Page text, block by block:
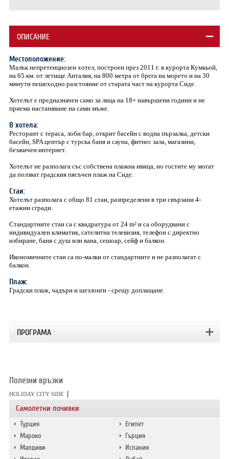
Самолетни почивки
Турция
Египет
Мароко
Гърция
Малдиви
Испания
ОПИСАНИЕ
Местоположение:
Малък непретенциозен хотел, построен през 2011 г. в курорта Кумкьой,
на 65 км. от летище Анталия, на 800 метра от брега на морето и на 30
минути пешеходно разстояние от старата част на курорта Сиде.
Хотелът е предназначен само за лица на 18+ навършени години и не
приема настаняване на сами мъже.
В хотела:
Ресторант с тераса, лоби бар, открит басейн с водна пързалка, детски
басейн, SPA център с турска баня и сауна, фитнес зала, магазини,
безжичен интернет.
Хотелът не разполага със собствена плажна ивица, но гостите му могат
да ползват градския пясъчен плаж на Сиде.
Стаи:
Хотелът разполага с общо 81 стаи, разпределени в три свързани 4-
етажни сгради.
Стандартните стаи са с квадратура от 24 m² и са оборудвани с
индивидуален климатик, сателитна телевизия, телефон с директно
избиране, баня с душ или вана, сешоар, сейф и балкон.
Икономичните стаи са по-малки от стандартните и не разполагат с
балкон.
Плаж:
Градски плаж, чадъри и шезлонги - срещу доплащане.
ПРОГРАМА
Полезни връзки
HOLIDAY CITY SIDE |